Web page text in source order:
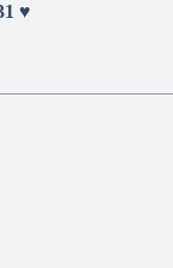
♥